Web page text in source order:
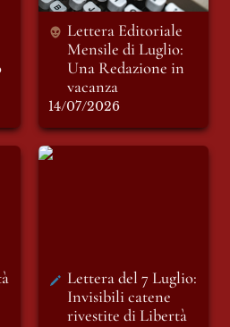
Lettera Editoriale
Mensile di Luglio:
Una Redazione in
vacanza
14/07/2026
Lettera del 7 Luglio:
Lettera del 7 Luglio:
Invisibili catene
rivestite di Libertà